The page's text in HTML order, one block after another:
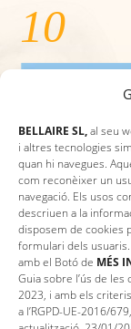
BELLAIRE SL,al seu
i altres tecnologies
quan hi navegues.
com reconèixer un
navegació. Els usos
descriuen a la
disposem de cookies
formulari dels
amb el Botó de MÉS
Guia sobre l’ús de les
2023, i amb els
a l’RGPD-UE-2016/
10